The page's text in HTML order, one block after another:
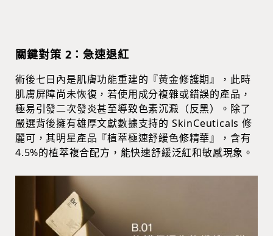
關鍵對策 2：急速退紅
術後七日內是肌膚功能重建的『黃金修護期』，此時
肌膚屏障尚未恢復，若使用成分複雜或錯誤的產品，
極易引發二次發炎甚至導致色素沉澱（反黑）。除了
嚴選背後擁有雄厚文獻數據支持的 SkinCeuticals 修
麗可，其明星產品『植萃極速舒緩色修精華』，含有
4.5%的植萃複合配方，能快速舒緩泛紅和敏感現象。